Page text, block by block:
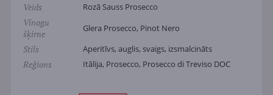
Veids Rozā Sauss Prosecco
Vīnogu
šķirne
Glera Prosecco, Pinot Nero
Stils Aperitīvs, auglis, svaigs, izsmalcināts
Reģions Itālija, Prosecco, Prosecco di Treviso DOC